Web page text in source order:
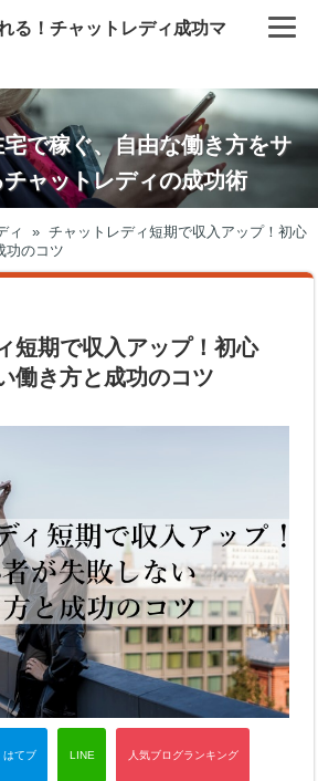
る！チャットレディ成功マ
で稼ぐ、自由な働き方をサ
ャットレディの成功術
ィ » チャットレディ短期で収入アップ！初心
功のコツ
短期で収入アップ！初心
働き方と成功のコツ